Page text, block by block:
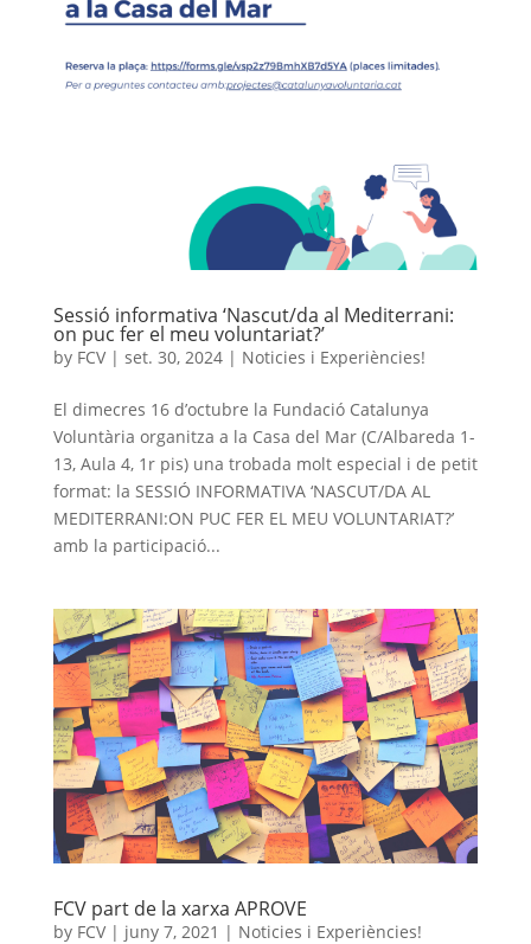
Sessió informativa ‘Nascut/da al Mediterrani:
on puc fer el meu voluntariat?’
by FCV| set. 30, 2024| Noticies i Experiències!
El dimecres 16 d’octubre la Fundació Catalunya
Voluntària organitza a la Casa del Mar (C/Albareda 1-
13, Aula 4, 1r pis) una trobada molt especial i de petit
format: la SESSIÓ INFORMATIVA ‘NASCUT/DA AL
MEDITERRANI:ON PUC FER EL MEU VOLUNTARIAT?’
amb la participació...
FCV part de la xarxa APROVE
by FCV| juny 7, 2021 | Noticies i Experiències!